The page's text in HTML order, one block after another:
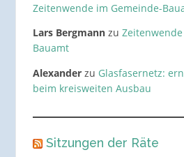
Zeitenwende im Gemeinde-
Lars Bergmannzu
Bauamt
Alexanderzu Glasfasernetz:
beim kreisweiten Ausbau
Sitzungen der Räte